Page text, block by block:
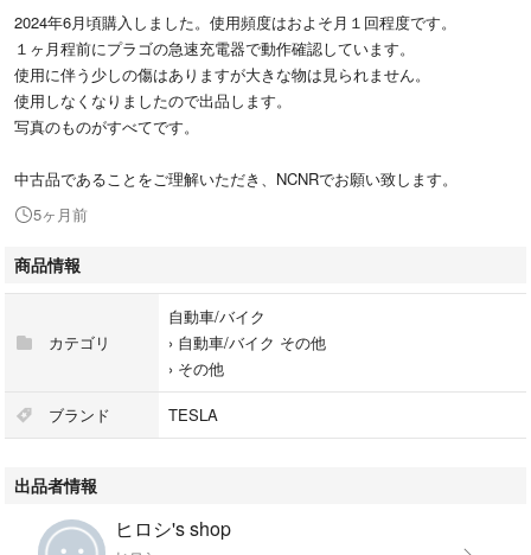
2024年6月頃購入しました。使用頻度はおよそ月１回程度です。
１ヶ月程前にプラゴの急速充電器で動作確認しています。
使用に伴う少しの傷はありますが大きな物は見られません。
使用しなくなりましたので出品します。
写真のものがすべてです。
中古品であることをご理解いただき、NCNRでお願い致します。
5ヶ月前
商品情報
カテゴリ
自動車/バイク
› 自動車/バイク その他
› その他
ブランド TESLA
出品者情報
ヒロシ's shop